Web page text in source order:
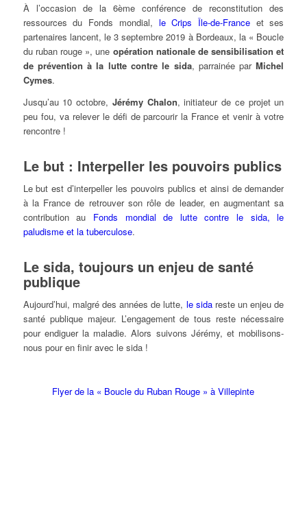
À l’occasion de la 6ème conférence de reconstitution des
ressources du Fonds mondial, le Crips Île-de-Franceet ses
partenaires lancent, le 3 septembre 2019 à Bordeaux, la « Boucle
du ruban rouge », une opération nationale de sensibilisation et
de prévention à la lutte contre le sida, parrainée parMichel
Cymes.
Jusqu’au 10 octobre, Jérémy Chalon, initiateur de ce projet un
peu fou, va relever le défi de parcourir la France et venir à votre
rencontre !
Le but : Interpeller les pouvoirs publics
Le but est d’interpeller les pouvoirs publics et ainsi de demander
à la France de retrouver son rôle de leader, en augmentant sa
contribution au Fonds mondial de lutte contre le sida, le
paludisme et la tuberculose.
Le sida, toujours un enjeu de santé
publique
Aujourd’hui, malgré des années de lutte, le sidareste un enjeu de
santé publique majeur. L’engagement de tous reste nécessaire
pour endiguer la maladie. Alors suivons Jérémy, et mobilisons-
nous pour en finir avec le sida !
Flyer de la « Boucle du Ruban Rouge » à Villepinte